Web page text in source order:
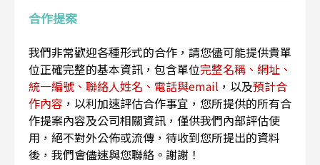
合作提案
我們非常歡迎各種形式的合作，請您儘可能提供貴單
位正確完整的基本資訊，包含單位完整名稱、網址、
統一編號、聯絡人姓名、電話與email ，以及預計合
作內容 ，以利加速評估合作事宜，您所提供的所有合
作提案內容及公司相關資訊，僅供我們內部評估使
用，絕不對外公佈或流傳，待收到您所提出的資料
後，我們會儘速與您聯絡。謝謝！